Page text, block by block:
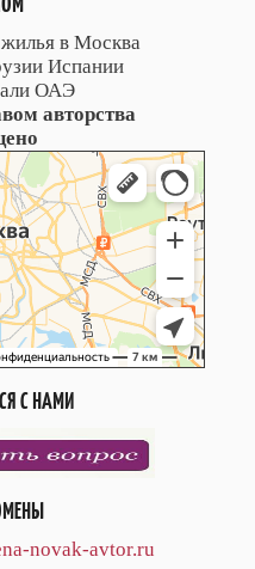
в Москва
Испании
ОАЭ
авторства
С НАМИ
novak-avtor.ru